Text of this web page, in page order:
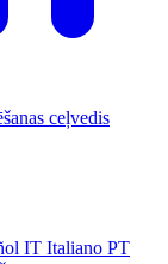
ceļvedis
IT Italiano PT